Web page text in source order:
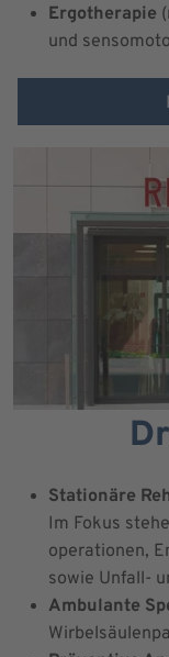
Ergotherapie
und
Stationäre
Im Fokus
operationen,
sowie Unfall-
Ambulante